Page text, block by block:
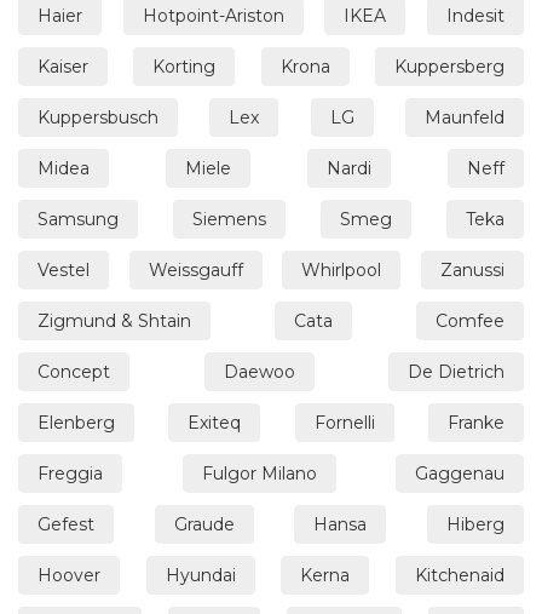
Haier Hotpoint-Ariston IKEA Indesit
Kaiser Korting Krona Kuppersberg
Kuppersbusch Lex LG Maunfeld
Midea Miele Nardi Neff
Samsung Siemens Smeg Teka
Vestel Weissgauff Whirlpool Zanussi
Zigmund & Shtain Cata Comfee
Concept Daewoo De Dietrich
Elenberg Exiteq Fornelli Franke
Freggia Fulgor Milano Gaggenau
Gefest Graude Hansa Hiberg
Hoover Hyundai Kerna Kitchenaid